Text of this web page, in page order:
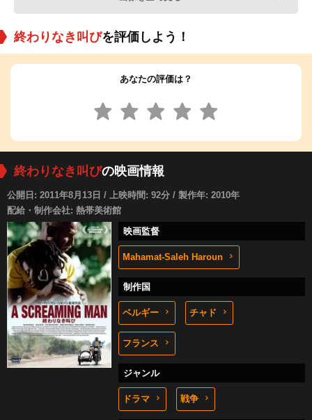
終わりなき叫びを評価しよう！
あなたの評価は？
終わりなき叫びの映画情報
公開日: 2011年8月13日 / 上映時間: 92分 / 製作年: 2010年
配給・制作会社: 熱帯美術館
映画監督
Mahamat-Saleh Haroun
制作国
ベルギー チャド
フランス
ジャンル
ドラマ 戦争